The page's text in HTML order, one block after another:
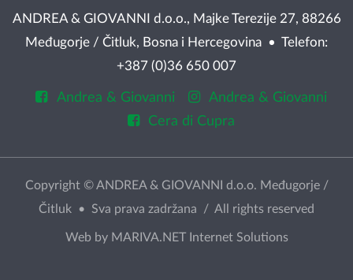
ANDREA & GIOVANNI d.o.o., Majke Terezije 27, 88266
Međugorje / Čitluk, Bosna i Hercegovina • Telefon:
+387 (0)36 650 007
Andrea & Giovanni
Andrea & Giovanni
Cera di Cupra
Copyright © ANDREA & GIOVANNI d.o.o. Međugorje /
Čitluk • Sva prava zadržana / All rights reserved
Web by MARIVA.NET Internet Solutions